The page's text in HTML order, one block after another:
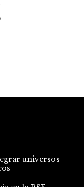
universos